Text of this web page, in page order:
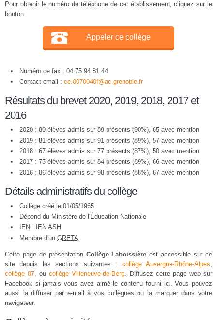
Pour obtenir le numéro de téléphone de cet établissement, cliquez sur le
bouton.
Appeler ce collège
Numéro de fax : 04 75 94 81 44
Contact email : ce.0070040f@ac-grenoble.fr
Résultats du brevet 2020, 2019, 2018, 2017 et
2016
2020 : 80 élèves admis sur 89 présents (90%), 65 avec mention
2019 : 81 élèves admis sur 91 présents (89%), 57 avec mention
2018 : 67 élèves admis sur 77 présents (87%), 50 avec mention
2017 : 75 élèves admis sur 84 présents (89%), 66 avec mention
2016 : 86 élèves admis sur 98 présents (88%), 67 avec mention
Détails administratifs du collège
Collège créé le 01/05/1965
Dépend du Ministère de l'Éducation Nationale
IEN : IEN ASH
Membre d'un GRETA
Cette page de présentation Collège Laboissière est accessible sur ce
site depuis les sections suivantes : collège Auvergne-Rhône-Alpes,
collège 07, oucollège Villeneuve-de-Berg. Diffusez cette page web sur
Facebook si jamais vous avez aimé le contenu fourni ici. Vous pouvez
aussi la diffuser par e-mail à vos collègues ou la marquer dans votre
navigateur.